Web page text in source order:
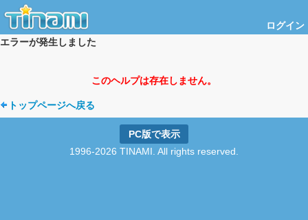
ログイン
エラーが発生しました
このヘルプは存在しません。
トップページへ戻る
PC版で表示
1996-2026 TINAMI. All rights reserved.